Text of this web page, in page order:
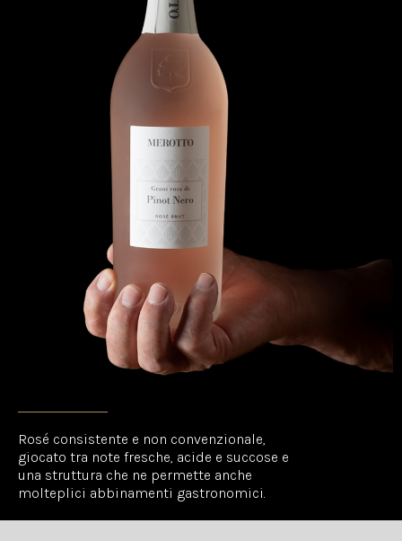
Rosé consistente e non convenzionale,
giocato tra note fresche, acide e succose e
una struttura che ne permette anche
molteplici abbinamenti gastronomici.